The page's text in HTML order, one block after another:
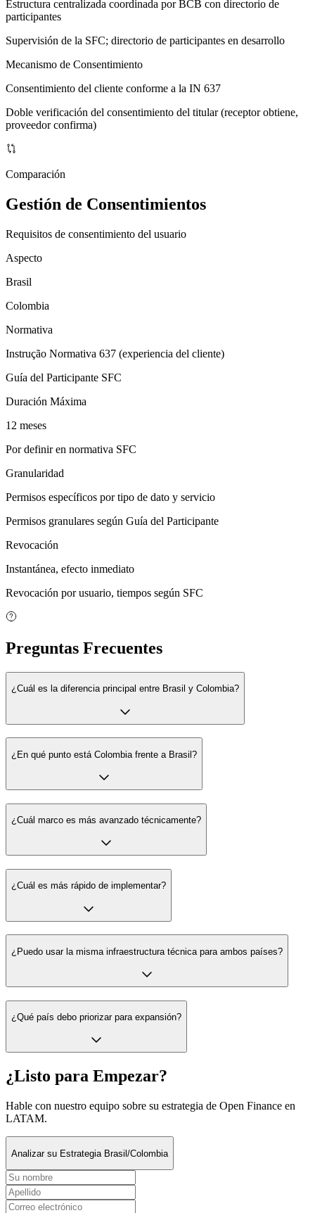
Estructura centralizada coordinada por BCB con directorio de
participantes
Supervisión de la SFC; directorio de participantes en desarrollo
Mecanismo de Consentimiento
Consentimiento del cliente conforme a la IN 637
Doble verificación del consentimiento del titular (receptor obtiene,
proveedor confirma)
Comparación
Gestión de Consentimientos
Requisitos de consentimiento del usuario
Aspecto
Brasil
Colombia
Normativa
Instrução Normativa 637 (experiencia del cliente)
Guía del Participante SFC
Duración Máxima
12 meses
Por definir en normativa SFC
Granularidad
Permisos específicos por tipo de dato y servicio
Permisos granulares según Guía del Participante
Revocación
Instantánea, efecto inmediato
Revocación por usuario, tiempos según SFC
Preguntas Frecuentes
¿Cuál es la diferencia principal entre Brasil y Colombia?
¿En qué punto está Colombia frente a Brasil?
¿Cuál marco es más avanzado técnicamente?
¿Cuál es más rápido de implementar?
¿Puedo usar la misma infraestructura técnica para ambos países?
¿Qué país debo priorizar para expansión?
¿Listo para Empezar?
Hable con nuestro equipo sobre su estrategia de Open Finance en
LATAM.
Analizar su Estrategia Brasil/Colombia